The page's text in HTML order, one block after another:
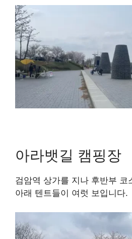
아라뱃길 캠핑장
검암역 상가를 지나 후반부 코
아래 텐트들이 여럿 보입니다.